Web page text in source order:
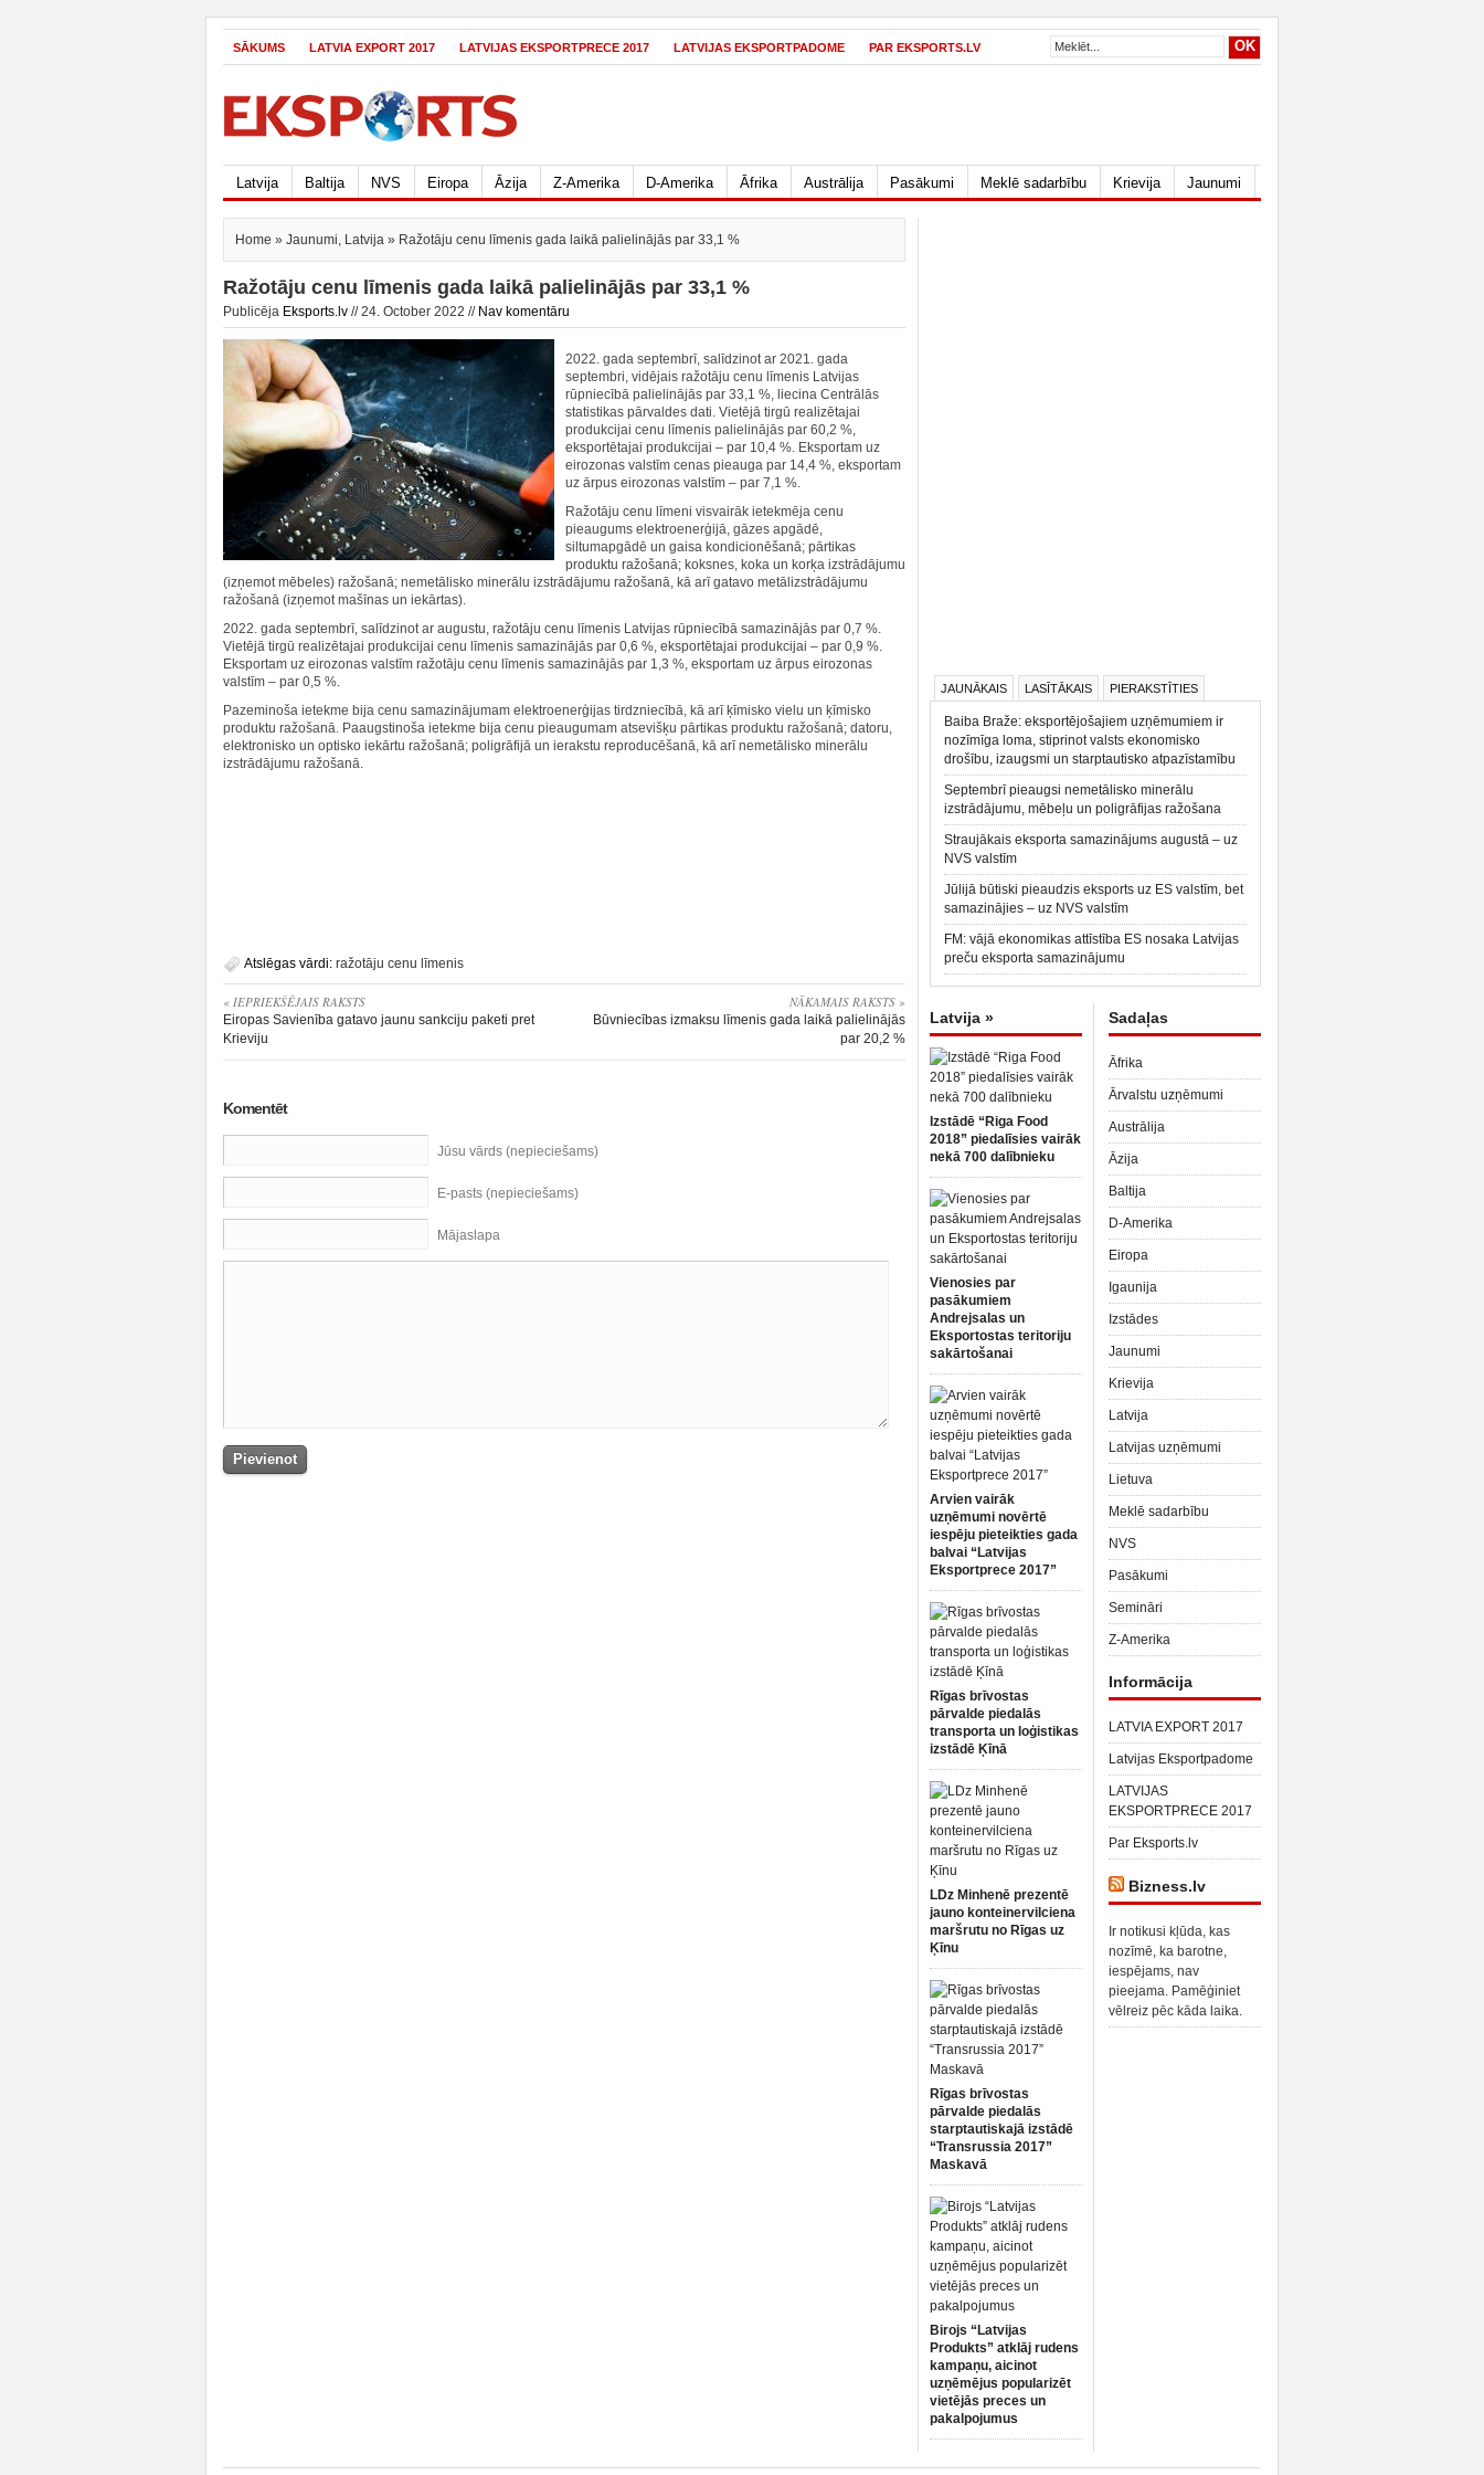
SĀKUMS LATVIA EXPORT 2017 LATVIJAS EKSPORTPRECE 2017 LATVIJAS EKSPORTPADOME PAR EKSPORTS.LV
Latvija Baltija NVS Eiropa Āzija Z-Amerika D-Amerika Āfrika Austrālija Pasākumi Meklē sadarbību Krievija Jaunumi
Home » Jaunumi, Latvija » Ražotāju cenu līmenis gada laikā palielinājās par 33,1 %
Ražotāju cenu līmenis gada laikā palielinājās par 33,1 %
Publicēja Eksports.lv // 24. October 2022 // Nav komentāru
2022. gada septembrī, salīdzinot ar 2021. gada
septembri, vidējais ražotāju cenu līmenis Latvijas
rūpniecībā palielinājās par 33,1 %, liecina Centrālās
statistikas pārvaldes dati. Vietējā tirgū realizētajai
produkcijai cenu līmenis palielinājās par 60,2 %,
eksportētajai produkcijai – par 10,4 %. Eksportam uz
eirozonas valstīm cenas pieauga par 14,4 %, eksportam
uz ārpus eirozonas valstīm – par 7,1 %.
Ražotāju cenu līmeni visvairāk ietekmēja cenu
pieaugums elektroenerģijā, gāzes apgādē,
siltumapgādē un gaisa kondicionēšanā; pārtikas
produktu ražošanā; koksnes, koka un korķa izstrādājumu
(izņemot mēbeles) ražošanā; nemetālisko minerālu izstrādājumu ražošanā, kā arī gatavo metālizstrādājumu
ražošanā (izņemot mašīnas un iekārtas).
2022. gada septembrī, salīdzinot ar augustu, ražotāju cenu līmenis Latvijas rūpniecībā samazinājās par 0,7 %.
Vietējā tirgū realizētajai produkcijai cenu līmenis samazinājās par 0,6 %, eksportētajai produkcijai – par 0,9 %.
Eksportam uz eirozonas valstīm ražotāju cenu līmenis samazinājās par 1,3 %, eksportam uz ārpus eirozonas
valstīm – par 0,5 %.
Pazeminoša ietekme bija cenu samazinājumam elektroenerģijas tirdzniecībā, kā arī ķīmisko vielu un ķīmisko
produktu ražošanā. Paaugstinoša ietekme bija cenu pieaugumam atsevišķu pārtikas produktu ražošanā; datoru,
elektronisko un optisko iekārtu ražošanā; poligrāfijā un ierakstu reproducēšanā, kā arī nemetālisko minerālu
izstrādājumu ražošanā.
Atslēgas vārdi: ražotāju cenu līmenis
« IEPRIEKŠĒJAIS RAKSTS
Eiropas Savienība gatavo jaunu sankciju paketi pret
Krieviju
NĀKAMAIS RAKSTS »
Būvniecības izmaksu līmenis gada laikā palielinājās
par 20,2 %
Komentēt
Jūsu vārds (nepieciešams)
E-pasts (nepieciešams)
Mājaslapa
JAUNĀKAIS LASĪTĀKAIS PIERAKSTĪTIES
Baiba Braže: eksportējošajiem uzņēmumiem ir
nozīmīga loma, stiprinot valsts ekonomisko
drošību, izaugsmi un starptautisko atpazīstamību
Septembrī pieaugsi nemetālisko minerālu
izstrādājumu, mēbeļu un poligrāfijas ražošana
Straujākais eksporta samazinājums augustā – uz
NVS valstīm
Jūlijā būtiski pieaudzis eksports uz ES valstīm, bet
samazinājies – uz NVS valstīm
FM: vājā ekonomikas attīstība ES nosaka Latvijas
preču eksporta samazinājumu
Latvija »
Izstādē “Riga Food
2018” piedalīsies vairāk
nekā 700 dalībnieku
Vienosies par
pasākumiem
Andrejsalas un
Eksportostas teritoriju
sakārtošanai
Arvien vairāk
uzņēmumi novērtē
iespēju pieteikties gada
balvai “Latvijas
Eksportprece 2017”
Rīgas brīvostas
pārvalde piedalās
transporta un loģistikas
izstādē Ķīnā
LDz Minhenē prezentē
jauno konteinervilciena
maršrutu no Rīgas uz
Ķīnu
Rīgas brīvostas
pārvalde piedalās
starptautiskajā izstādē
“Transrussia 2017”
Maskavā
Birojs “Latvijas
Produkts” atklāj rudens
kampaņu, aicinot
uzņēmējus popularizēt
vietējās preces un
pakalpojumus
Sadaļas
Āfrika
Ārvalstu uzņēmumi
Austrālija
Āzija
Baltija
D-Amerika
Eiropa
Igaunija
Izstādes
Jaunumi
Krievija
Latvija
Latvijas uzņēmumi
Lietuva
Meklē sadarbību
NVS
Pasākumi
Semināri
Z-Amerika
Informācija
LATVIA EXPORT 2017
Latvijas Eksportpadome
LATVIJAS
EKSPORTPRECE 2017
Par Eksports.lv
Bizness.lv
Ir notikusi kļūda, kas
nozīmē, ka barotne,
iespējams, nav
pieejama. Pamēģiniet
vēlreiz pēc kāda laika.